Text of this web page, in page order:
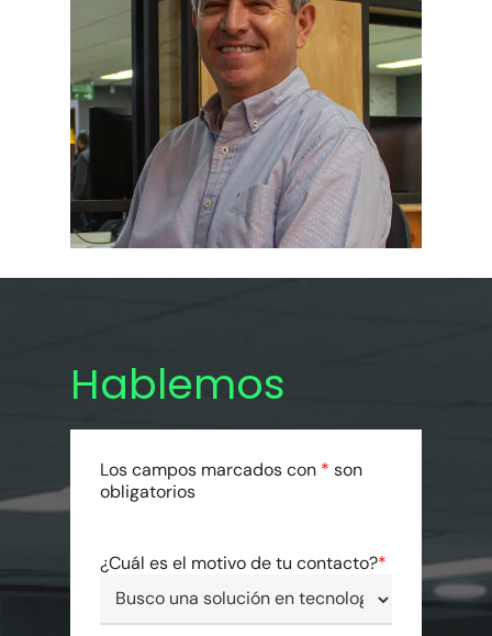
Hablemos
Los campos marcados con * son
obligatorios
¿Cuál es el motivo de tu contacto?*